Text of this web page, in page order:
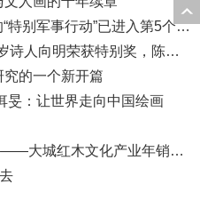
· 2026年4月23日俄罗斯发动的“特别军事行动”已进入第5个年头，俄乌局势最新综述
· 2025北京文艺网诗人奖：98岁诗人向明荣获特别奖，陈东东荣获诗人奖，茱萸荣获年度诗人奖！
的一个新开篇
旻：让世界走向中国绘画
· 600年匠心传承遇上国潮文创——大城红木文化产业年销80亿的“火”与“活”